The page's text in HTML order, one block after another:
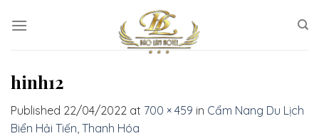
hinh12
Published 22/04/2022 at 700 × 459 in Cẩm Nang Du Lịch
Biển Hải Tiến, Thanh Hóa